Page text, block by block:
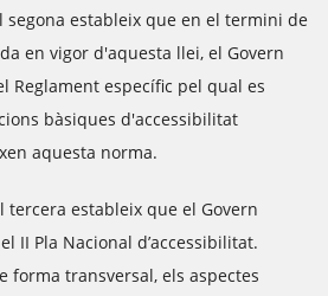
segona estableix que en el termini de
en vigor d'aquesta llei, el Govern
Reglament específic pel qual es
bàsiques d'accessibilitat
aquesta norma.
tercera estableix que el Govern
II Pla Nacional d’accessibilitat.
forma transversal, els aspectes